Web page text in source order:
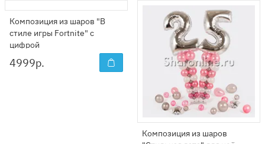
Композиция из шаров "В
стиле игры Fortnite" с
цифрой
4999р.
Композиция из шаров